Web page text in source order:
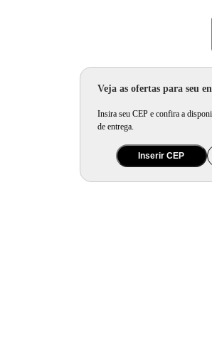
Veja as ofertas para seu
Insira seu CEP e confira a
de entrega.
Inserir CEP